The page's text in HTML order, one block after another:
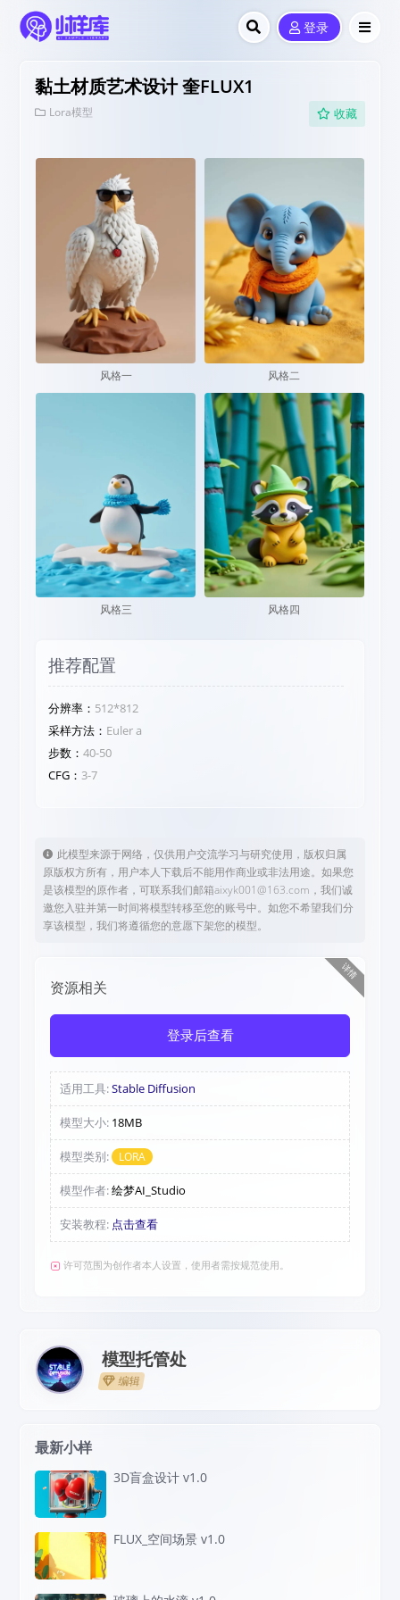
登录
黏土材质艺术设计 奎FLUX1
Lora模型 收藏
风格一 风格二
风格三 风格四
推荐配置
分辨率： 512*812
采样方法： Euler a
步数：40-50
CFG： 3-7
此模型来源于网络，仅供用户交流学习与研究使用，版权归属
原版权方所有，用户本人下载后不能用作商业或非法用途。如果您
是该模型的原作者，可联系我们邮箱aixyk001@163.com，我们诚
邀您入驻并第一时间将模型转移至您的账号中。如您不希望我们分
享该模型，我们将遵循您的意愿下架您的模型。
详情
资源相关
登录后查看
适用工具:Stable Diffusion
模型大小: 18MB
模型类别: LORA
模型作者:绘梦AI_Studio
安装教程: 点击查看
许可范围为创作者本人设置，使用者需按规范使用。
模型托管处
编辑
最新小样
3D盲盒设计 v1.0
FLUX_空间场景 v1.0